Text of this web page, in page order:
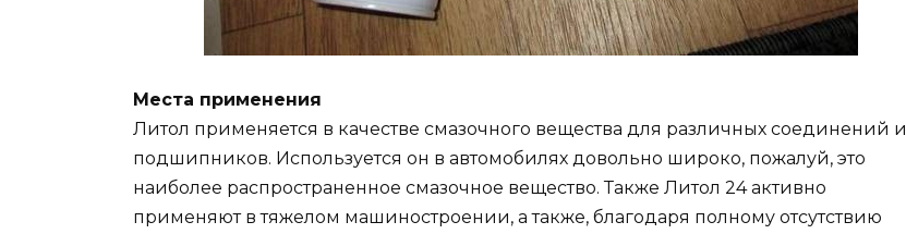
Места применения
Литол применяется в качестве смазочного вещества для различных соединений и
подшипников. Используется он в автомобилях довольно широко, пожалуй, это
наиболее распространенное смазочное вещество. Также Литол 24 активно
применяют в тяжелом машиностроении, а также, благодаря полному отсутствию